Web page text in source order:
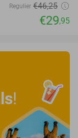
Regulier €46,25
€29,95
!